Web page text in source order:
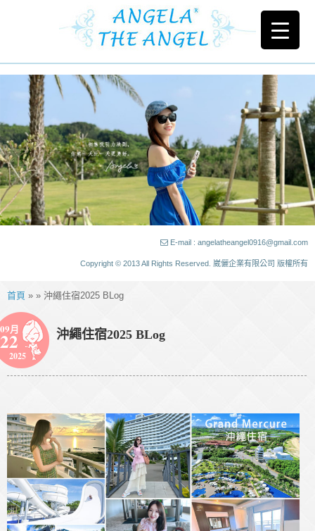
E-mail : angelatheangel0916@gmail.com
Copyright © 2013 All Rights Reserved. 崴儷企業有限公司 版權所有
首頁 » » 沖繩住宿2025 BLog
09月
22
2025
沖繩住宿2025 BLog